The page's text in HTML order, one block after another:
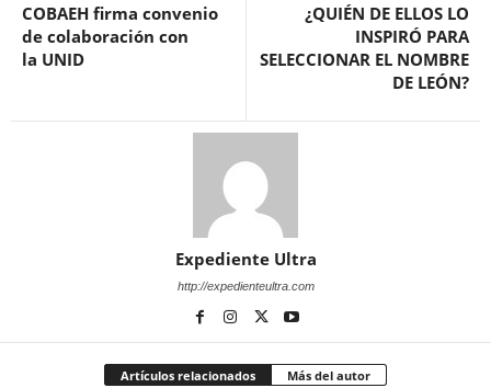
COBAEH firma convenio
de colaboración con
la UNID
¿QUIÉN DE ELLOS LO
INSPIRÓ PARA
SELECCIONAR EL NOMBRE
DE LEÓN?
Expediente Ultra
http://expedienteultra.com
Artículos relacionados Más del autor